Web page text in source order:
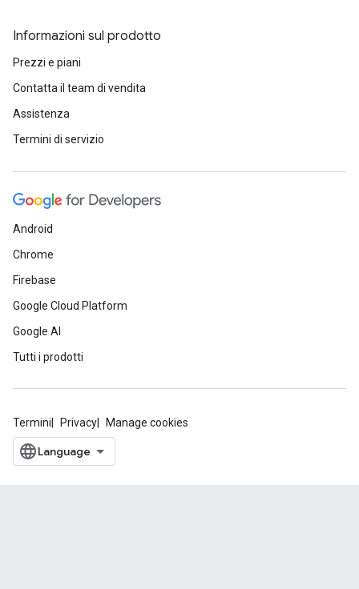
Informazioni sul prodotto
Prezzi e piani
Contatta il team di vendita
Assistenza
Termini di servizio
Android
Chrome
Firebase
Google Cloud Platform
Google AI
Tutti i prodotti
Termini Privacy Manage cookies